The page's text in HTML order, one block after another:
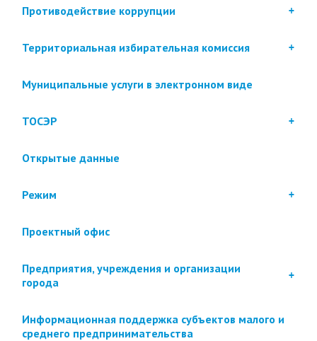
Противодействие коррупции
Территориальная избирательная комиссия
Муниципальные услуги в электронном виде
ТОСЭР
Открытые данные
Режим
Проектный офис
Предприятия, учреждения и организации
города
Информационная поддержка субъектов малого и
среднего предпринимательства